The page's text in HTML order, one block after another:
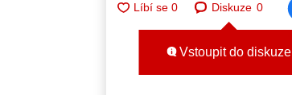
Diskuze 0
Vstoupit do diskuze